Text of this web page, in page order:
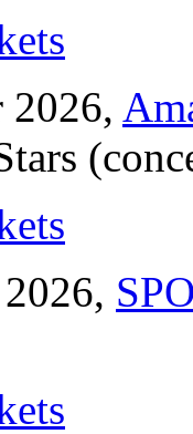
2026,